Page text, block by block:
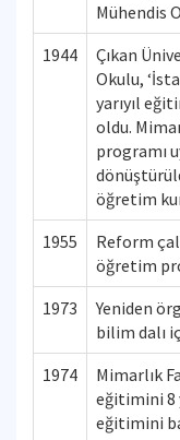
Mühendis
1944
Çıkan
Okulu,
yarıyıl
oldu.
programı
öğretim
1955
Reform
öğretim
1973
Yeniden
bilim dalı
1974
Mimarlık
eğitimini 8
eğitimini